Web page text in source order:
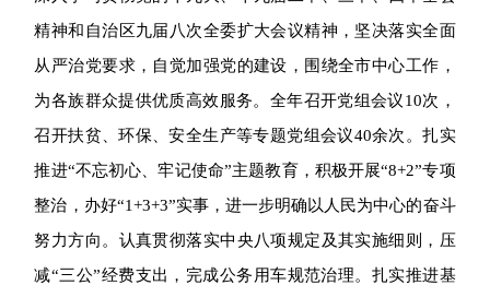
精神和自治区九届八次全委扩大会议精神，坚决落实全面
从严治党要求，自觉加强党的建设，围绕全市中心工作，
为各族群众提供优质高效服务。全年召开党组会议10次，
召开扶贫、环保、安全生产等专题党组会议40余次。扎实
推进“不忘初心、牢记使命”主题教育，积极开展“8+2”专项
整治，办好“1+3+3”实事，进一步明确以人民为中心的奋斗
努力方向。认真贯彻落实中央八项规定及其实施细则，压
减“三公”经费支出，完成公务用车规范治理。扎实推进基